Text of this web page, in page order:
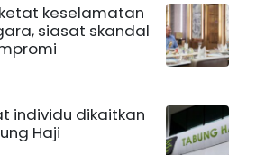
keselamatan
siasat skandal
individu dikaitkan
Haji